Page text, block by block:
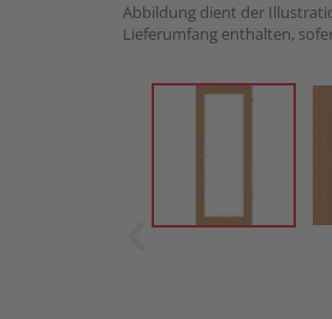
Abbildung dient der
Lieferumfang enthalten,